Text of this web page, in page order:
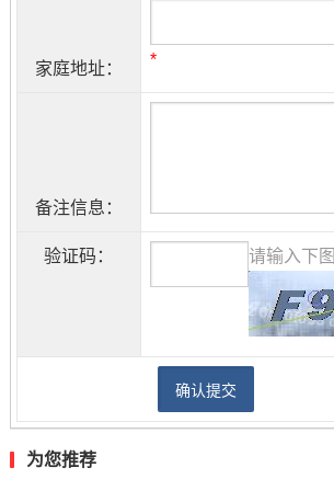
家庭地址： *
备注信息：
验证码： 请输入下
为您推荐